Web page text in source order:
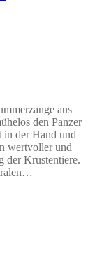
aus
den Panzer
in der Hand und
wertvoller und
der Krustentiere.